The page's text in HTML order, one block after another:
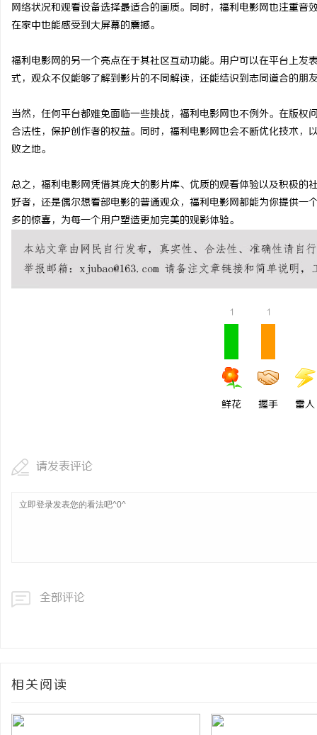
网络状况和观看设备选择最适合的画质。同时，福利电影网也注重
在家中也能感受到大屏幕的震撼。
福利电影网的另一个亮点在于其社区互动功能。用户可以在平台上
式，观众不仅能够了解到影片的不同解读，还能结识到志同道合的朋
当然，任何平台都难免面临一些挑战，福利电影网也不例外。在版
合法性，保护创作者的权益。同时，福利电影网也会不断优化技术
败之地。
总之，福利电影网凭借其庞大的影片库、优质的观看体验以及积极
好者，还是偶尔想看部电影的普通观众，福利电影网都能为你提供
多的惊喜，为每一个用户塑造更加完美的观影体验。
1
鲜花
1
握手 雷人
请发表评论
全部评论
相关阅读
临沂成人高考哪家机构